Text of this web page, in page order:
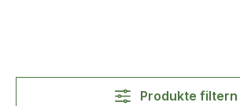
Produkte filtern